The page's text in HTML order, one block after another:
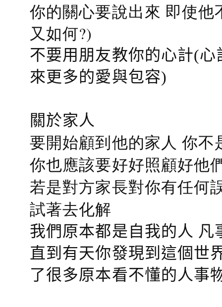
你的關心要說出來 即使
又如何?)
不要用朋友教你的心計(
來更多的愛與包容)
關於家人
要開始顧到他的家人 你
你也應該要好好照顧好他
若是對方家長對你有任何
試著去化解
我們原本都是自我的人
直到有天你發現到這個世
了很多原本看不懂的人事